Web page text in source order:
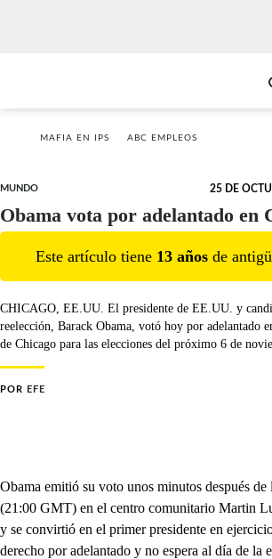
MAFIA EN IPS ABC EMPLEOS
MUNDO 25 DE
Obama vota por adelantado en
Este artículo tiene 13 años de
CHICAGO, EE.UU. El presidente de EE.UU. y
reelección, Barack Obama, votó hoy por adelantado
de Chicago para las elecciones del próximo 6 de
POR EFE
Obama emitió su voto unos minutos después de
(21:00 GMT) en el centro comunitario Martin
y se convirtió en el primer presidente en
derecho por adelantado y no espera al día de la